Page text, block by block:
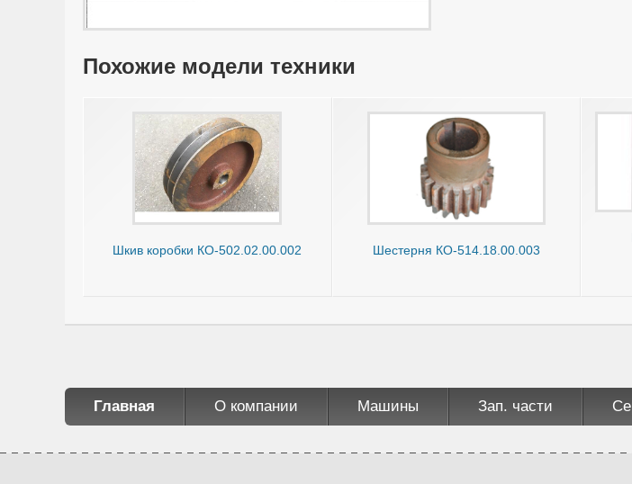
Похожие модели техники
Шкив коробки КО-502.02.00.002 Шестерня КО-514.18.00.003
Главная О компании Машины Зап. части